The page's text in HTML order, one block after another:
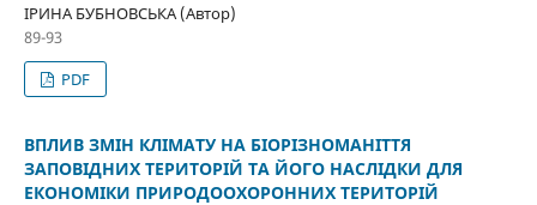
ІРИНА БУБНОВСЬКА (Автор)
89-93
PDF
ВПЛИВ ЗМІН КЛІМАТУ НА БІОРІЗНОМАНІТТЯ
ЗАПОВІДНИХ ТЕРИТОРІЙ ТА ЙОГО НАСЛІДКИ ДЛЯ
ЕКОНОМІКИ ПРИРОДООХОРОННИХ ТЕРИТОРІЙ